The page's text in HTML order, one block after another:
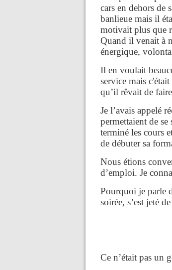
cars en dehors de
banlieue mais il
motivait plus que
Quand il venait à
énergique,
Il en voulait
service mais
qu’il rêvait de
Je l’avais appelé
permettaient de
terminé les cours
de débuter sa
Nous étions
d’emploi. Je
Pourquoi je parle
soirée, s’est jeté
Ce n’était pas un